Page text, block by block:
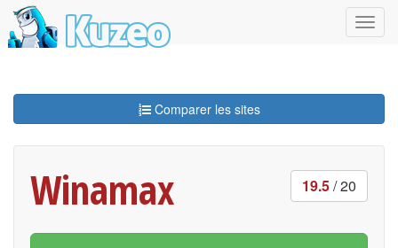
Comparer les sites
Winamax 19.5/ 20